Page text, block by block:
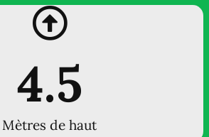
Mètres de haut
4.5